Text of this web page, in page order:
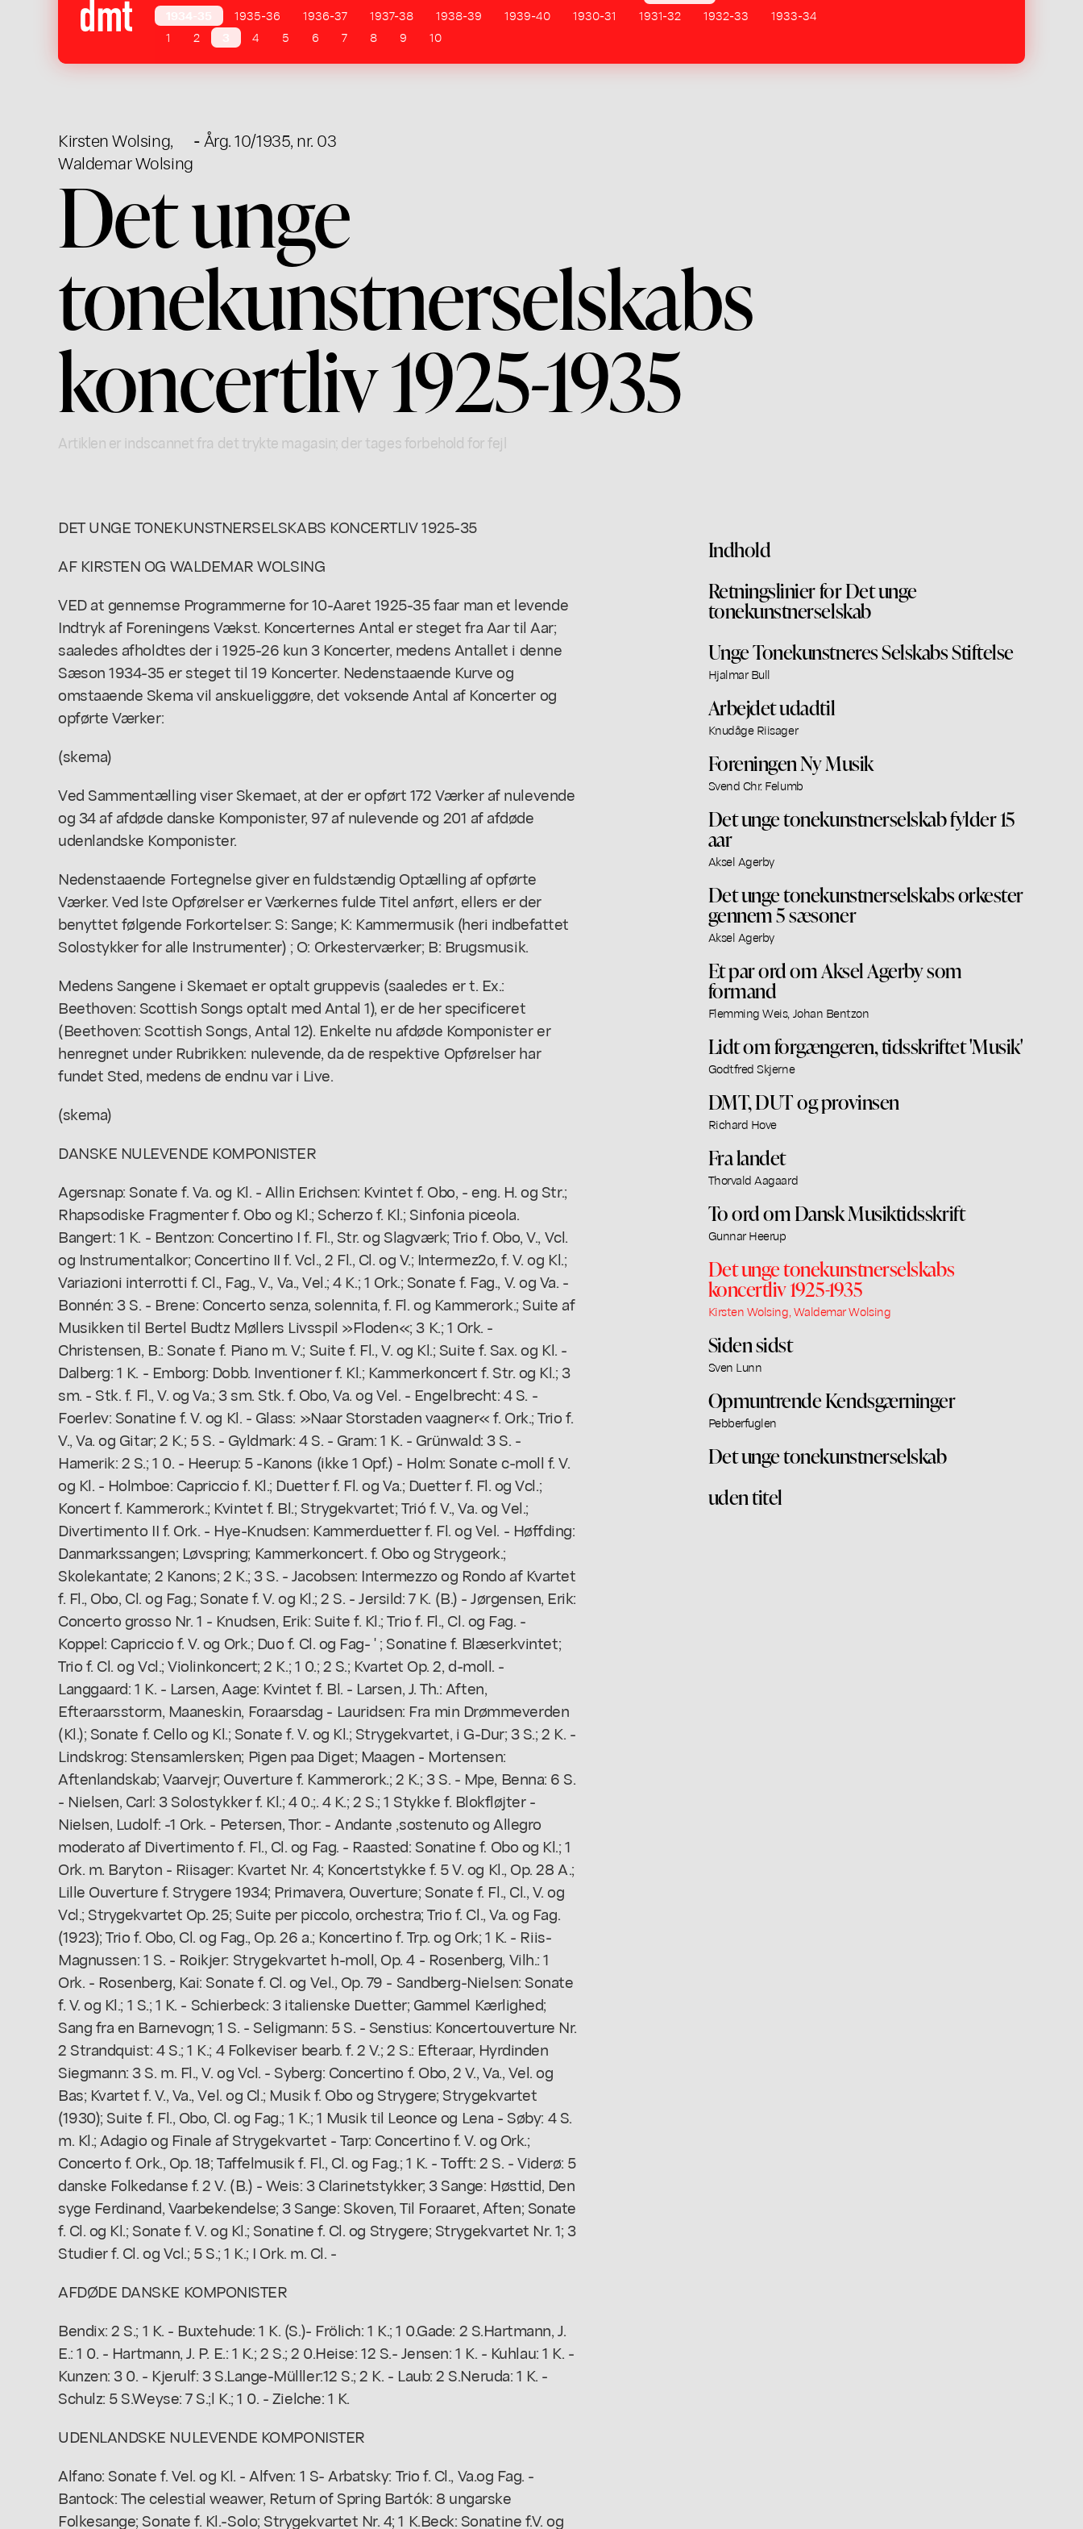
1935-36 1936-37 1937-38 1938-39 1939-40 1930-31 1931-32 1932-33
1933-34
1
2 4 5 6 7 8 9 10
Kirsten Wolsing,
Waldemar Wolsing
- Årg. 10/1935, nr. 03
Det unge
tonekunstnerselskabs
koncertliv 1925-1935
Artiklen er indscannet fra det trykte magasin; der tages forbehold for fejl
DET UNGE TONEKUNSTNERSELSKABS KONCERTLIV 1925-35
AF KIRSTEN OG WALDEMAR WOLSING
VED at gennemse Programmerne for 10-Aaret 1925-35 faar man et levende
Indtryk af Foreningens Vækst. Koncerternes Antal er steget fra Aar til Aar;
saaledes afholdtes der i 1925-26 kun 3 Koncerter, medens Antallet i denne
Sæson 1934-35 er steget til 19 Koncerter. Nedenstaaende Kurve og
omstaaende Skema vil anskueliggøre, det voksende Antal af Koncerter og
opførte Værker:
(skema)
Ved Sammentælling viser Skemaet, at der er opført 172 Værker af nulevende
og 34 af afdøde danske Komponister, 97 af nulevende og 201 af afdøde
udenlandske Komponister.
Nedenstaaende Fortegnelse giver en fuldstændig Optælling af opførte
Værker. Ved lste Opførelser er Værkernes fulde Titel anført, ellers er der
benyttet følgende Forkortelser: S: Sange; K: Kammermusik (heri indbefattet
Solostykker for alle Instrumenter) ; O: Orkesterværker; B: Brugsmusik.
Medens Sangene i Skemaet er optalt gruppevis (saaledes er t. Ex.:
Beethoven: Scottish Songs optalt med Antal 1), er de her specificeret
(Beethoven: Scottish Songs, Antal 12). Enkelte nu afdøde Komponister er
henregnet under Rubrikken: nulevende, da de respektive Opførelser har
fundet Sted, medens de endnu var i Live.
(skema)
DANSKE NULEVENDE KOMPONISTER
Agersnap: Sonate f. Va. og Kl. - Allin Erichsen: Kvintet f. Obo, - eng. H. og Str.;
Rhapsodiske Fragmenter f. Obo og Kl.; Scherzo f. Kl.; Sinfonia piceola.
Bangert: 1 K. - Bentzon: Concertino I f. Fl., Str. og Slagværk; Trio f. Obo, V., Vcl.
og Instrumentalkor; Concertino II f. Vcl., 2 Fl., Cl. og V.; Intermez2o, f. V. og Kl.;
Variazioni interrotti f. Cl., Fag., V., Va., Vel.; 4 K.; 1 Ork.; Sonate f. Fag., V. og Va. -
Bonnén: 3 S. - Brene: Concerto senza, solennita, f. Fl. og Kammerork.; Suite af
Musikken til Bertel Budtz Møllers Livsspil »Floden«; 3 K.; 1 Ork. -
Christensen, B.: Sonate f. Piano m. V.; Suite f. Fl., V. og Kl.; Suite f. Sax. og Kl. -
Dalberg: 1 K. - Emborg: Dobb. Inventioner f. Kl.; Kammerkoncert f. Str. og Kl.; 3
sm. - Stk. f. Fl., V. og Va.; 3 sm. Stk. f. Obo, Va. og Vel. - Engelbrecht: 4 S. -
Foerlev: Sonatine f. V. og Kl. - Glass: »Naar Storstaden vaagner« f. Ork.; Trio f.
V., Va. og Gitar; 2 K.; 5 S. - Gyldmark: 4 S. - Gram: 1 K. - Grünwald: 3 S. -
Hamerik: 2 S.; 1 0. - Heerup: 5 -Kanons (ikke 1 Opf.) - Holm: Sonate c-moll f. V.
og Kl. - Holmboe: Capriccio f. Kl.; Duetter f. Fl. og Va.; Duetter f. Fl. og Vcl.;
Koncert f. Kammerork.; Kvintet f. Bl.; Strygekvartet; Trió f. V., Va. og Vel.;
Divertimento II f. Ork. - Hye-Knudsen: Kammerduetter f. Fl. og Vel. - Høffding:
Danmarkssangen; Løvspring; Kammerkoncert. f. Obo og Strygeork.;
Skolekantate; 2 Kanons; 2 K.; 3 S. - Jacobsen: Intermezzo og Rondo af Kvartet
f. Fl., Obo, Cl. og Fag.; Sonate f. V. og Kl.; 2 S. - Jersild: 7 K. (B.) - Jørgensen, Erik:
Concerto grosso Nr. 1 - Knudsen, Erik: Suite f. Kl.; Trio f. Fl., Cl. og Fag. -
Koppel: Capriccio f. V. og Ork.; Duo f. Cl. og Fag- ' ; Sonatine f. Blæserkvintet;
Trio f. Cl. og Vcl.; Violinkoncert; 2 K.; 1 0.; 2 S.; Kvartet Op. 2, d-moll. -
Langgaard: 1 K. - Larsen, Aage: Kvintet f. Bl. - Larsen, J. Th.: Aften,
Efteraarsstorm, Maaneskin, Foraarsdag - Lauridsen: Fra min Drømmeverden
(Kl.); Sonate f. Cello og Kl.; Sonate f. V. og Kl.; Strygekvartet, i G-Dur; 3 S.; 2 K. -
Lindskrog: Stensamlersken; Pigen paa Diget; Maagen - Mortensen:
Aftenlandskab; Vaarvejr; Ouverture f. Kammerork.; 2 K.; 3 S. - Mpe, Benna: 6 S.
- Nielsen, Carl: 3 Solostykker f. Kl.; 4 0.;. 4 K.; 2 S.; 1 Stykke f. Blokfløjter -
Nielsen, Ludolf: -1 Ork. - Petersen, Thor: - Andante ,sostenuto og Allegro
moderato af Divertimento f. Fl., Cl. og Fag. - Raasted: Sonatine f. Obo og Kl.; 1
Ork. m. Baryton - Riisager: Kvartet Nr. 4; Koncertstykke f. 5 V. og Kl., Op. 28 A.;
Lille Ouverture f. Strygere 1934; Primavera, Ouverture; Sonate f. Fl., Cl., V. og
Vcl.; Strygekvartet Op. 25; Suite per piccolo, orchestra; Trio f. Cl., Va. og Fag.
(1923); Trio f. Obo, Cl. og Fag., Op. 26 a.; Koncertino f. Trp. og Ork; 1 K. - Riis-
Magnussen: 1 S. - Roikjer: Strygekvartet h-moll, Op. 4 - Rosenberg, Vilh.: 1
Ork. - Rosenberg, Kai: Sonate f. Cl. og Vel., Op. 79 - Sandberg-Nielsen: Sonate
f. V. og Kl.; 1 S.; 1 K. - Schierbeck: 3 italienske Duetter; Gammel Kærlighed;
Sang fra en Barnevogn; 1 S. - Seligmann: 5 S. - Senstius: Koncertouverture Nr.
2 Strandquist: 4 S.; 1 K.; 4 Folkeviser bearb. f. 2 V.; 2 S.: Efteraar, Hyrdinden
Siegmann: 3 S. m. Fl., V. og Vcl. - Syberg: Concertino f. Obo, 2 V., Va., Vel. og
Bas; Kvartet f. V., Va., Vel. og Cl.; Musik f. Obo og Strygere; Strygekvartet
(1930); Suite f. Fl., Obo, Cl. og Fag.; 1 K.; 1 Musik til Leonce og Lena - Søby: 4 S.
m. Kl.; Adagio og Finale af Strygekvartet - Tarp: Concertino f. V. og Ork.;
Concerto f. Ork., Op. 18; Taffelmusik f. Fl., Cl. og Fag.; 1 K. - Tofft: 2 S. - Viderø: 5
danske Folkedanse f. 2 V. (B.) - Weis: 3 Clarinetstykker; 3 Sange: Høsttid, Den
syge Ferdinand, Vaarbekendelse; 3 Sange: Skoven, Til Foraaret, Aften; Sonate
f. Cl. og Kl.; Sonate f. V. og Kl.; Sonatine f. Cl. og Strygere; Strygekvartet Nr. 1; 3
Studier f. Cl. og Vcl.; 5 S.; 1 K.; I Ork. m. Cl. -
AFDØDE DANSKE KOMPONISTER
Bendix: 2 S.; 1 K. - Buxtehude: 1 K. (S.)- Frölich: 1 K.; 1 0.Gade: 2 S.Hartmann, J.
E.: 1 0. - Hartmann, J. P. E.: 1 K.; 2 S.; 2 0.Heise: 12 S.- Jensen: 1 K. - Kuhlau: 1 K. -
Kunzen: 3 0. - Kjerulf: 3 S.Lange-Mülller:12 S.; 2 K. - Laub: 2 S.Neruda: 1 K. -
Schulz: 5 S.Weyse: 7 S.;l K.; 1 0. - Zielche: 1 K.
UDENLANDSKE NULEVENDE KOMPONISTER
Alfano: Sonate f. Vel. og Kl. - Alfven: 1 S- Arbatsky: Trio f. Cl., Va.og Fag. -
Bantock: The celestial weawer, Return of Spring Bartók: 8 ungarske
Folkesange; Sonate f. Kl.-Solo; Strygekvartet Nr. 4; 1 K.Beck: Sonatine f.V. og
Indhold
Retningslinier for Det unge
tonekunstnerselskab
Unge Tonekunstneres Selskabs Stiftelse
Hjalmar Bull
Arbejdet udadtil
Knudåge Riisager
Foreningen Ny Musik
Svend Chr. Felumb
Det unge tonekunstnerselskab fylder 15
aar
Aksel Agerby
Det unge tonekunstnerselskabs orkester
gennem 5 sæsoner
Aksel Agerby
Et par ord om Aksel Agerby som
formand
Flemming Weis, Johan Bentzon
Lidt om forgængeren, tidsskriftet 'Musik'
Godtfred Skjerne
DMT, DUT og provinsen
Richard Hove
Fra landet
Thorvald Aagaard
To ord om Dansk Musiktidsskrift
Gunnar Heerup
Det unge tonekunstnerselskabs
koncertliv 1925-1935
Kirsten Wolsing, Waldemar Wolsing
Siden sidst
Sven Lunn
Opmuntrende Kendsgærninger
Pebberfuglen
Det unge tonekunstnerselskab
uden titel